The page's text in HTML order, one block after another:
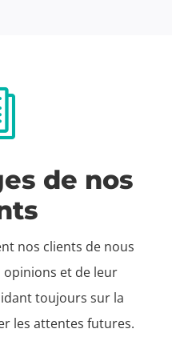
de nos
nos clients de nous
et de leur
toujours sur la
les attentes futures.